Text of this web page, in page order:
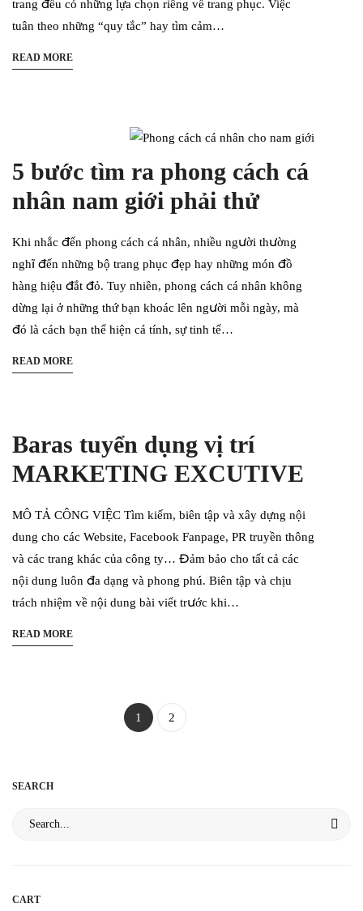
trang đều có những lựa chọn riêng về trang phục. Việc
tuân theo những “quy tắc” hay tìm cảm…
READ MORE
5 bước tìm ra phong cách cá
nhân nam giới phải thử
Khi nhắc đến phong cách cá nhân, nhiều người thường
nghĩ đến những bộ trang phục đẹp hay những món đồ
hàng hiệu đắt đỏ. Tuy nhiên, phong cách cá nhân không
dừng lại ở những thứ bạn khoác lên người mỗi ngày, mà
đó là cách bạn thể hiện cá tính, sự tinh tế…
READ MORE
Baras tuyển dụng vị trí
MARKETING EXCUTIVE
MÔ TẢ CÔNG VIỆC Tìm kiếm, biên tập và xây dựng nội
dung cho các Website, Facebook Fanpage, PR truyền thông
và các trang khác của công ty… Đảm bảo cho tất cả các
nội dung luôn đa dạng và phong phú. Biên tập và chịu
trách nhiệm về nội dung bài viết trước khi…
READ MORE
1 2
SEARCH
CART